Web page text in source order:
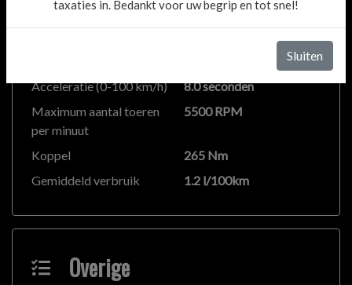
Cilinderinhoud
1477 cc
Acceleratie (0-100 km/h)
8.0 seconden
Maximum aantal toeren
per minuut
5500 RPM
Koppel
265 Nm
Gemiddeld verbruik
1.2 l/100km
Overige
taxaties in. Bedankt voor uw begrip en tot snel!
Sluiten